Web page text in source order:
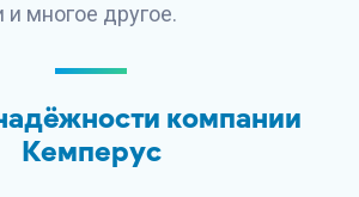
многое другое.
компании
Кемперус